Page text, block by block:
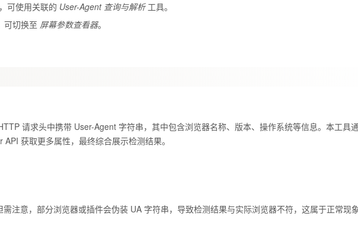
可使用关联的 User-Agent 查询与解析工具。
可切换至 屏幕参数查看器。
请求头中携带 User-Agent 字符串，其中包含浏览器名称、版本、操作系统等信息。本工具
获取更多属性，最终综合展示检测结果。
注意，部分浏览器或插件会伪装 UA 字符串，导致检测结果与实际浏览器不符，这属于正常现象